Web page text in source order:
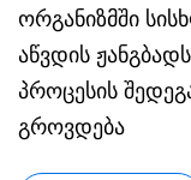
ორგანიზმში
აწვდის
პროცესის
გროვდება